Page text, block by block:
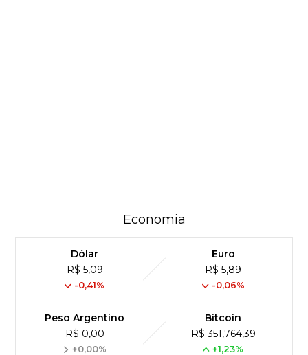
Economia
Dólar
R$ 5,09
-0,41%
Euro
R$ 5,89
-0,06%
Peso Argentino
R$ 0,00
+0,00%
Bitcoin
R$ 351,764,39
+1,23%